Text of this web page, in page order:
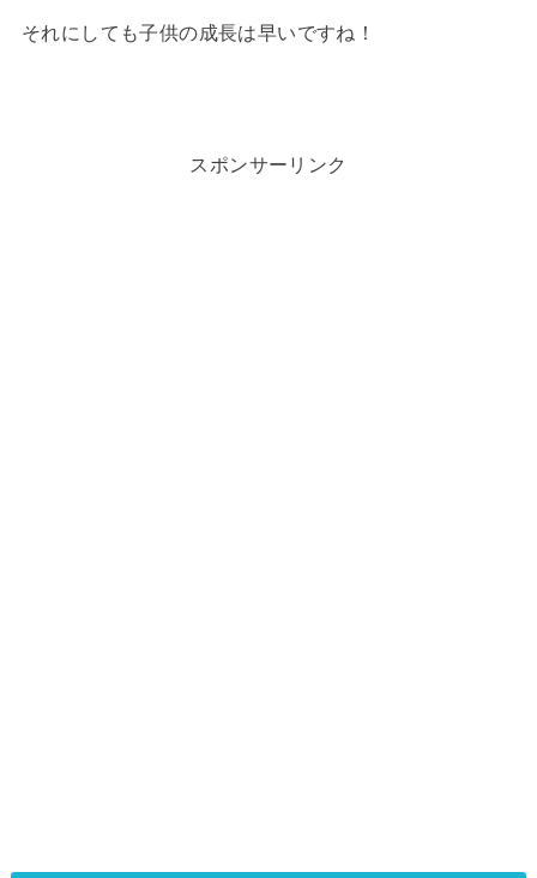
それにしても子供の成長は早いですね！
スポンサーリンク